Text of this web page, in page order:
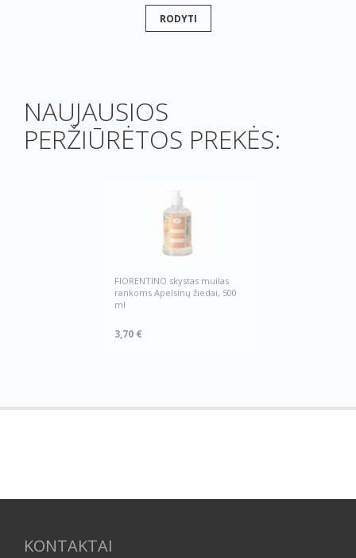
RODYTI
NAUJAUSIOS
PERŽIŪRĖTOS PREKĖS:
FIORENTINO skystas muilas
rankoms Apelsinų žiedai, 500
ml
3,70 €
KONTAKTAI